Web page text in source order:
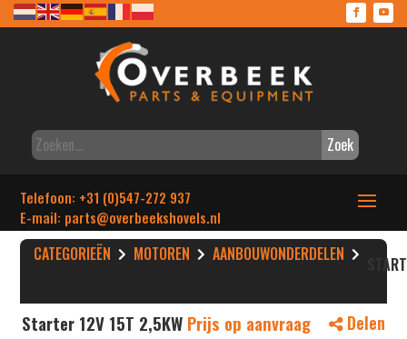
Zoek
Telefoon: +31 (0)547-272 937
E-mail: parts@overbeekshovels.nl
CATEGORIEËN MOTOREN AANBOUWONDERDELEN
Starter 12V 15T 2,5KW Prijs op aanvraag Delen